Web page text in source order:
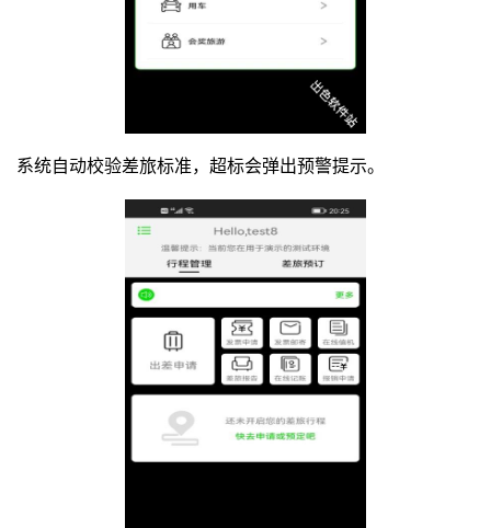
系统自动校验差旅标准，超标会弹出预警提示。